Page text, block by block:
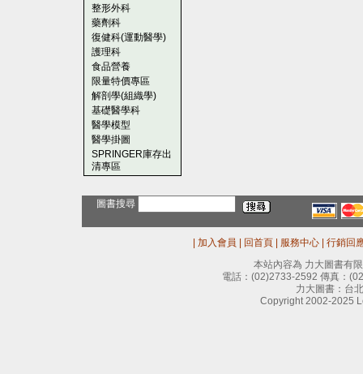
整形外科
藥劑科
復健科(運動醫學)
護理科
食品營養
限量特價專區
解剖學(組織學)
基礎醫學科
醫學模型
醫學掛圖
SPRINGER庫存出
清專區
圖書搜尋
加入會員 回首頁 服務中心
行銷回
本站內容為 力大圖書有
電話： (02)2733-2592 傳真：
力大圖書：台
Copyright 2002-2025